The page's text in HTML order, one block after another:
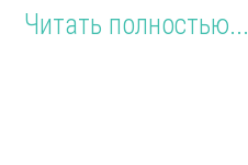
Читать полностью...